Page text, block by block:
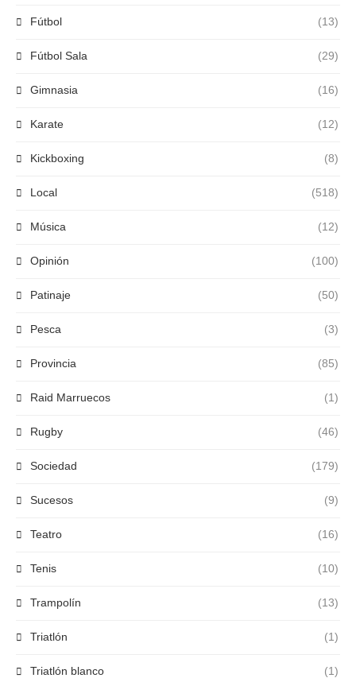
Fútbol (13)
Fútbol Sala (29)
Gimnasia (16)
Karate (12)
Kickboxing (8)
Local (518)
Música (12)
Opinión (100)
Patinaje (50)
Pesca (3)
Provincia (85)
Raid Marruecos (1)
Rugby (46)
Sociedad (179)
Sucesos (9)
Teatro (16)
Tenis (10)
Trampolín (13)
Triatlón (1)
Triatlón blanco (1)